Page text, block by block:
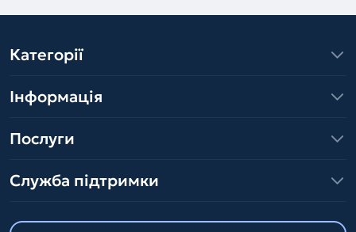
Категорії
Інформація
Послуги
Служба підтримки